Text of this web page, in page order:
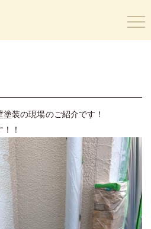
装の現場のご紹介です！
！